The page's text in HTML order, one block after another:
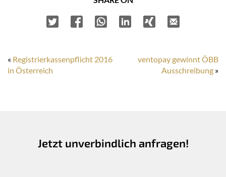
« Registrierkassenpflicht 2016
in Österreich
ventopay gewinnt ÖBB
Ausschreibung »
Jetzt unverbindlich anfragen!